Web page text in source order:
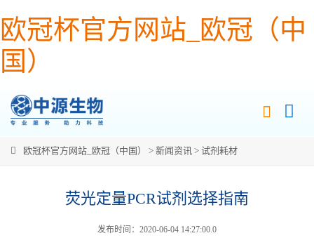
欧冠杯官方网站_欧冠（中
国）
欧冠杯官方网站_欧冠（中国） > 新闻资讯 > 试剂耗材
荧光定量PCR试剂选择指南
发布时间：2020-06-04 14:27:00.0